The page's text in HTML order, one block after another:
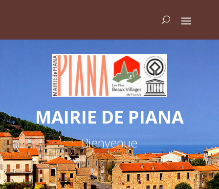
MAIRIE DE PIANA
Bienvenue